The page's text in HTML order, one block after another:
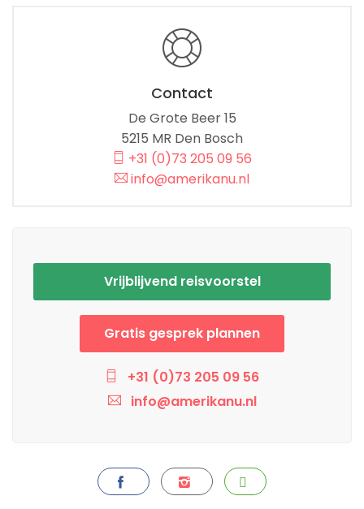
Contact
De Grote Beer 15
5215 MR Den Bosch
+31 (0)73 205 09 56
info@amerikanu.nl
Vrijblijvend reisvoorstel
Gratis gesprek plannen
+31 (0)73 205 09 56
info@amerikanu.nl